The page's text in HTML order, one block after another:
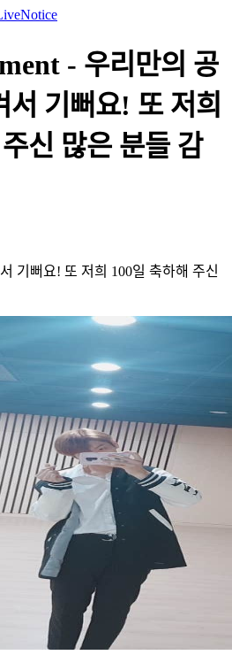
Notice
- 우리만의 공
서 기뻐요! 또 저희
신 많은 분들 감
기뻐요! 또 저희 100일 축하해 주신